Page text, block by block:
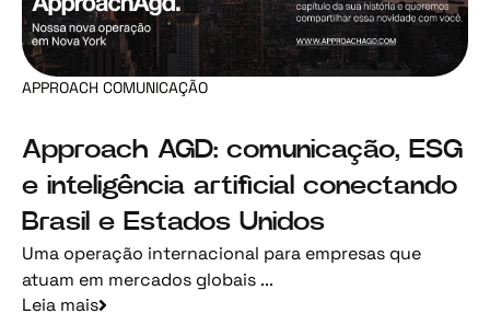
APPROACH COMUNICAÇÃO
Approach AGD: comunicação, ESG
e inteligência artificial conectando
Brasil e Estados Unidos
Uma operação internacional para empresas que
atuam em mercados globais ...
Leia mais